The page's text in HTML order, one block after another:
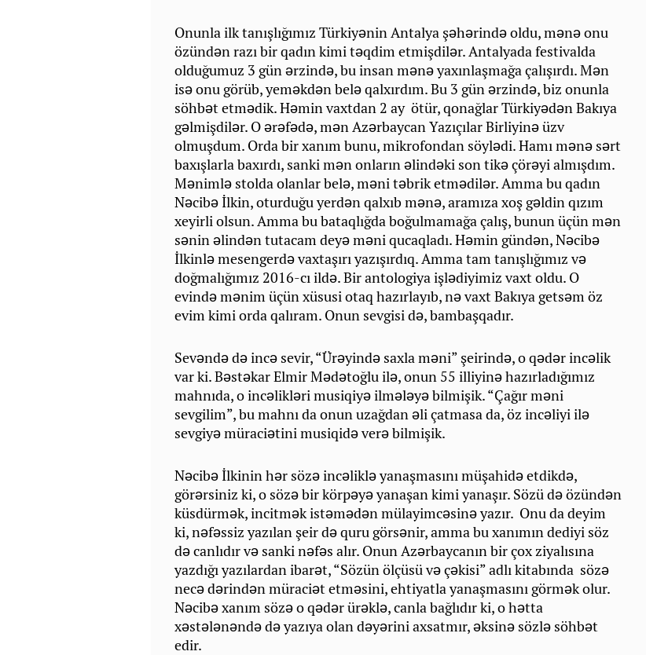
Onunla ilk tanışlığımız Türkiyənin Antalya şəhərində oldu, mənə onu
özündən razı bir qadın kimi təqdim etmişdilər. Antalyada festivalda
olduğumuz 3 gün ərzində, bu insan mənə yaxınlaşmağa çalışırdı. Mən
isə onu görüb, yeməkdən belə qalxırdım. Bu 3 gün ərzində, biz onunla
söhbət etmədik. Həmin vaxtdan 2 ay ötür, qonağlar Türkiyədən Bakıya
gəlmişdilər. O ərəfədə, mən Azərbaycan Yazıçılar Birliyinə üzv
olmuşdum. Orda bir xanım bunu, mikrofondan söylədi. Hamı mənə sərt
baxışlarla baxırdı, sanki mən onların əlindəki son tikə çörəyi almışdım.
Mənimlə stolda olanlar belə, məni təbrik etmədilər. Amma bu qadın
Nəcibə İlkin, oturduğu yerdən qalxıb mənə, aramıza xoş gəldin qızım
xeyirli olsun. Amma bu bataqlığda boğulmamağa çalış, bunun üçün mən
sənin əlindən tutacam deyə məni qucaqladı. Həmin gündən, Nəcibə
İlkinlə mesengerdə vaxtaşırı yazışırdıq. Amma tam tanışlığımız və
doğmalığımız 2016-cı ildə. Bir antologiya işlədiyimiz vaxt oldu. O
evində mənim üçün xüsusi otaq hazırlayıb, nə vaxt Bakıya getsəm öz
evim kimi orda qalıram. Onun sevgisi də, bambaşqadır.
Sevəndə də incə sevir, “Ürəyində saxla məni” şeirində, o qədər incəlik
var ki. Bəstəkar Elmir Mədətoğlu ilə, onun 55 illiyinə hazırladığımız
mahnıda, o incəlikləri musiqiyə ilmələyə bilmişik. “Çağır məni
sevgilim”, bu mahnı da onun uzağdan əli çatmasa da, öz incəliyi ilə
sevgiyə müraciətini musiqidə verə bilmişik.
Nəcibə İlkinin hər sözə incəliklə yanaşmasını müşahidə etdikdə,
görərsiniz ki, o sözə bir körpəyə yanaşan kimi yanaşır. Sözü də özündən
küsdürmək, incitmək istəmədən mülayimcəsinə yazır. Onu da deyim
ki, nəfəssiz yazılan şeir də quru görsənir, amma bu xanımın dediyi söz
də canlıdır və sanki nəfəs alır. Onun Azərbaycanın bir çox ziyalısına
yazdığı yazılardan ibarət, “Sözün ölçüsü və çəkisi” adlı kitabında sözə
necə dərindən müraciət etməsini, ehtiyatla yanaşmasını görmək olur.
Nəcibə xanım sözə o qədər ürəklə, canla bağlıdır ki, o hətta
xəstələnəndə də yazıya olan dəyərini axsatmır, əksinə sözlə söhbət
edir.